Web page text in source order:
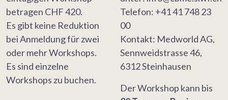
betragen CHF 420.
Es gibt keine Reduktion
bei Anmeldung für zwei
oder mehr Workshops.
Es sind einzelne
Workshops zu buchen.
Telefon: +41 41 748 23
00
Kontakt: Medworld AG,
Sennweidstrasse 46,
6312 Steinhausen
Der Workshop kann bis